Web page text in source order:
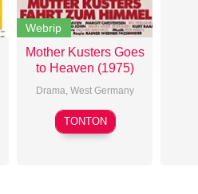
Webrip
Mother Kusters Goes
to Heaven (1975)
Drama, West Germany
Rainer
Werner
TONTON